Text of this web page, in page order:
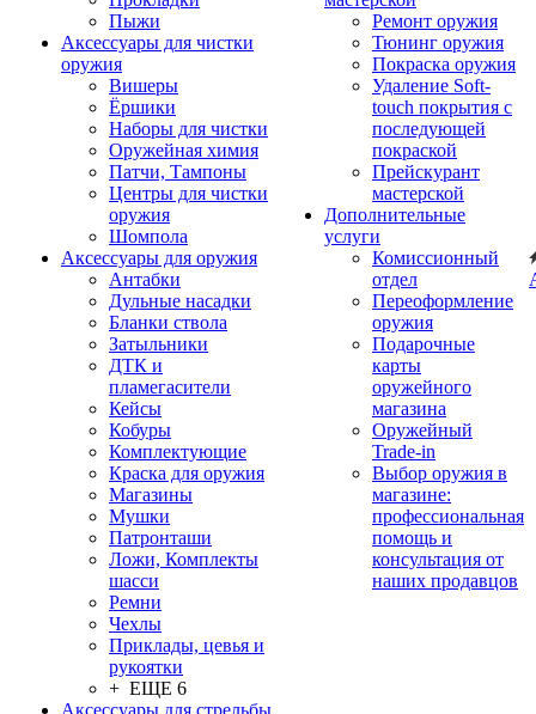
Пыжи
Аксессуары для чистки
оружия
Вишеры
Ёршики
Наборы для чистки
Оружейная химия
Патчи, Тампоны
Центры для чистки
оружия
Шомпола
Аксессуары для оружия
Антабки
Дульные насадки
Бланки ствола
Затыльники
ДТК и
пламегасители
Кейсы
Кобуры
Комплектующие
Краска для оружия
Магазины
Мушки
Патронташи
Ложи, Комплекты
шасси
Ремни
Чехлы
Приклады, цевья и
рукоятки
+ ЕЩЕ 6
Аксессуары для стрельбы
Ремонт оружия
Тюнинг оружия
Покраска оружия
Удаление Soft-
touch покрытия с
последующей
покраской
Прейскурант
мастерской
Дополнительные
услуги
Комиссионный
отдел
Переоформление
оружия
Подарочные
карты
оружейного
магазина
Оружейный
Trade-in
Выбор оружия в
магазине:
профессиональная
помощь и
консультация от
наших продавцов